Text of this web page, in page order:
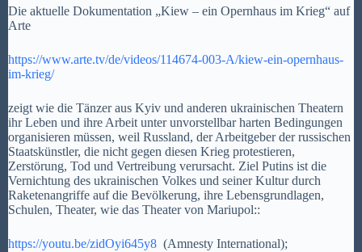
Die aktuelle Dokumentation „Kiew – ein Opernhaus im Krieg“ auf
Arte
https://www.arte.tv/de/videos/114674-003-A/kiew-ein-opernhaus-
im-krieg/
zeigt wie die Tänzer aus Kyiv und anderen ukrainischen Theatern
ihr Leben und ihre Arbeit unter unvorstellbar harten Bedingungen
organisieren müssen, weil Russland, der Arbeitgeber der russischen
Staatskünstler, die nicht gegen diesen Krieg protestieren,
Zerstörung, Tod und Vertreibung verursacht. Ziel Putins ist die
Vernichtung des ukrainischen Volkes und seiner Kultur durch
Raketenangriffe auf die Bevölkerung, ihre Lebensgrundlagen,
Schulen, Theater, wie das Theater von Mariupol::
https://youtu.be/zidOyi645y8 (Amnesty International);